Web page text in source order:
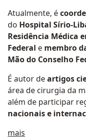
Atualmente, é
do Hospital Sírio-
Residência Médica
Federal e membro
Mão do Conselho
É autor deartigos
área de cirurgia da
além de participar
nacionais e
mais